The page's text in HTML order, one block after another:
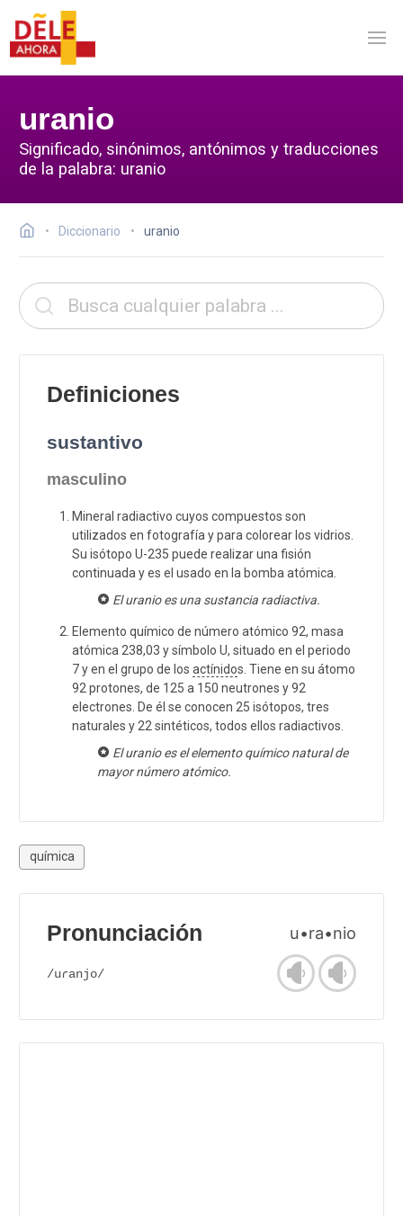
uranio
Significado, sinónimos, antónimos y traducciones
de la palabra: uranio
Diccionario uranio
Definiciones
sustantivo
masculino
Mineral radiactivo cuyos compuestos son
utilizados en fotografía y para colorear los vidrios.
Su isótopo U-235 puede realizar una fisión
continuada y es el usado en la bomba atómica.
El uranio es una sustancia radiactiva.
Elemento químico de número atómico 92, masa
atómica 238,03 y símbolo U, situado en el periodo
7 y en el grupo de los actínidos. Tiene en su átomo
92 protones, de 125 a 150 neutrones y 92
electrones. De él se conocen 25 isótopos, tres
naturales y 22 sintéticos, todos ellos radiactivos.
El uranio es el elemento químico natural de
mayor número atómico.
química
Pronunciación u•ra•nio
/uɾanjo/